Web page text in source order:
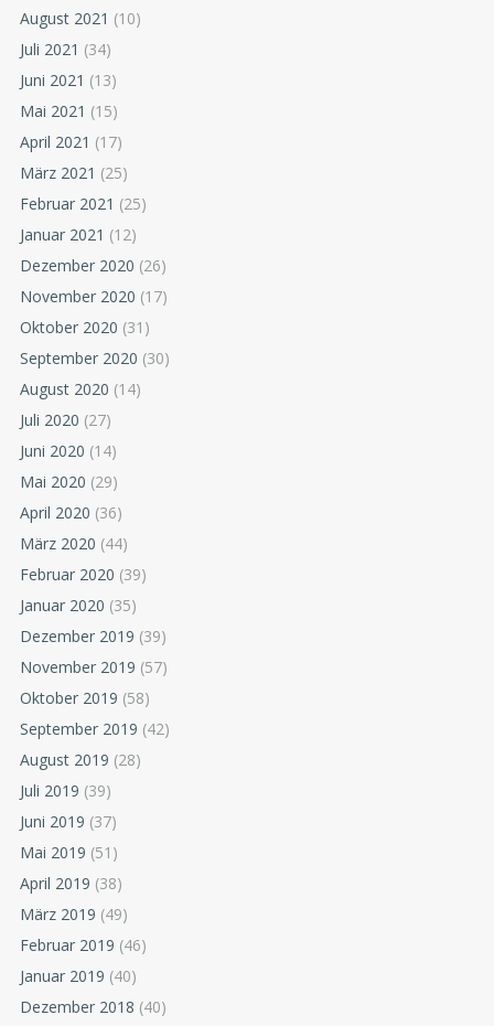
August 2021 (10)
Juli 2021 (34)
Juni 2021 (13)
Mai 2021 (15)
April 2021 (17)
März 2021 (25)
Februar 2021 (25)
Januar 2021 (12)
Dezember 2020 (26)
November 2020 (17)
Oktober 2020 (31)
September 2020 (30)
August 2020 (14)
Juli 2020 (27)
Juni 2020 (14)
Mai 2020 (29)
April 2020 (36)
März 2020 (44)
Februar 2020 (39)
Januar 2020 (35)
Dezember 2019 (39)
November 2019 (57)
Oktober 2019 (58)
September 2019 (42)
August 2019 (28)
Juli 2019 (39)
Juni 2019 (37)
Mai 2019 (51)
April 2019 (38)
März 2019 (49)
Februar 2019 (46)
Januar 2019 (40)
Dezember 2018 (40)